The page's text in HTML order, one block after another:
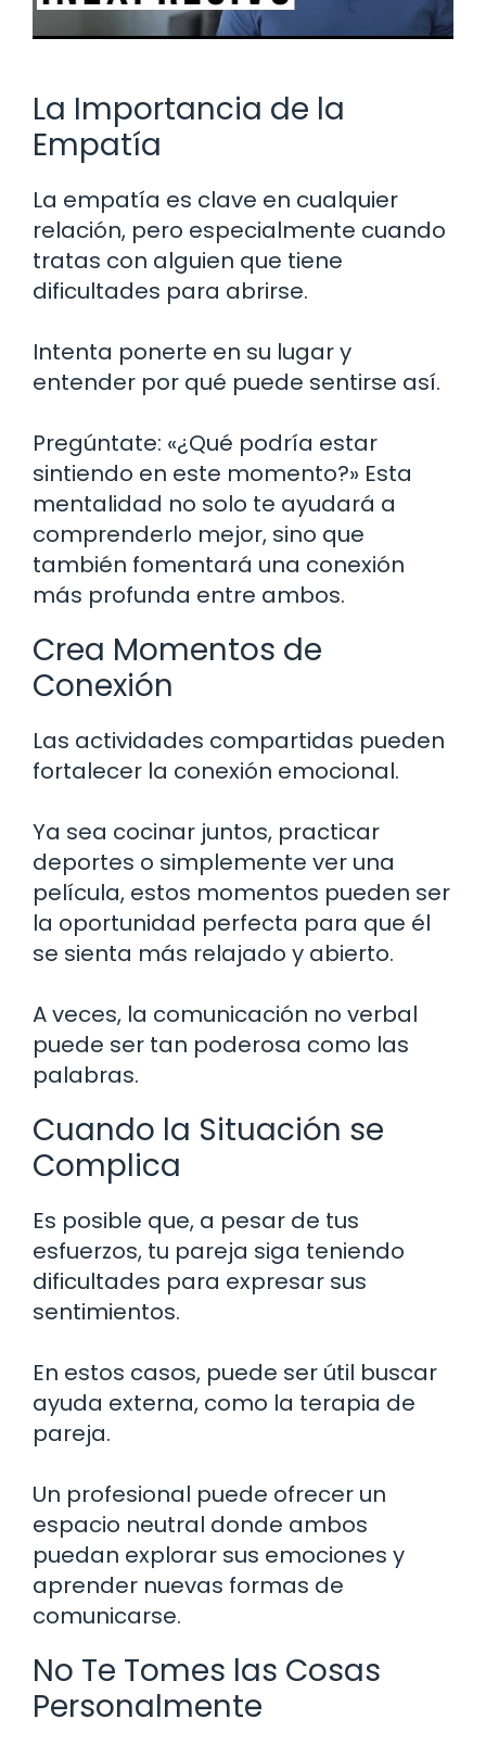
La Importancia de la
Empatía
La empatía es clave en cualquier
relación, pero especialmente cuando
tratas con alguien que tiene
dificultades para abrirse.
Intenta ponerte en su lugar y
entender por qué puede sentirse así.
Pregúntate: «¿Qué podría estar
sintiendo en este momento?» Esta
mentalidad no solo te ayudará a
comprenderlo mejor, sino que
también fomentará una conexión
más profunda entre ambos.
Crea Momentos de
Conexión
Las actividades compartidas pueden
fortalecer la conexión emocional.
Ya sea cocinar juntos, practicar
deportes o simplemente ver una
película, estos momentos pueden ser
la oportunidad perfecta para que él
se sienta más relajado y abierto.
A veces, la comunicación no verbal
puede ser tan poderosa como las
palabras.
Cuando la Situación se
Complica
Es posible que, a pesar de tus
esfuerzos, tu pareja siga teniendo
dificultades para expresar sus
sentimientos.
En estos casos, puede ser útil buscar
ayuda externa, como la terapia de
pareja.
Un profesional puede ofrecer un
espacio neutral donde ambos
puedan explorar sus emociones y
aprender nuevas formas de
comunicarse.
No Te Tomes las Cosas
Personalmente